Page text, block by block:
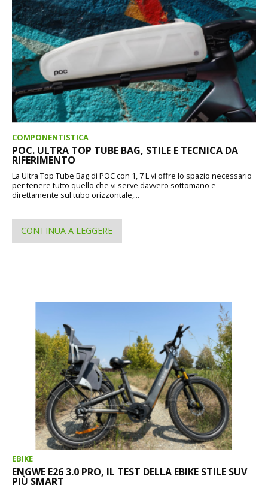
COMPONENTISTICA
POC. ULTRA TOP TUBE BAG, STILE E TECNICA DA
RIFERIMENTO
La Ultra Top Tube Bag di POC con 1, 7 L vi offre lo spazio necessario
per tenere tutto quello che vi serve davvero sottomano e
direttamente sul tubo orizzontale,...
CONTINUA A LEGGERE
EBIKE
ENGWE E26 3.0 PRO, IL TEST DELLA EBIKE STILE SUV
PIÙ SMART